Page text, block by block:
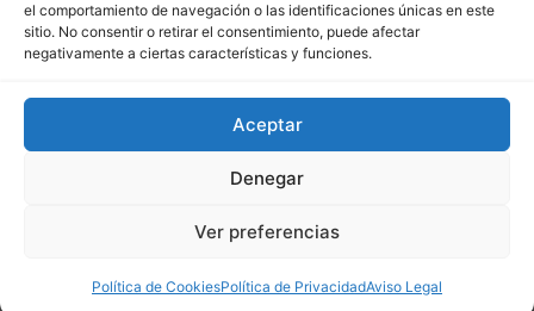
el comportamiento de navegación o las identificaciones únicas en este
sitio. No consentir o retirar el consentimiento, puede afectar
negativamente a ciertas características y funciones.
Aceptar
Denegar
Ver preferencias
Política de CookiesPolítica de PrivacidadAviso Legal